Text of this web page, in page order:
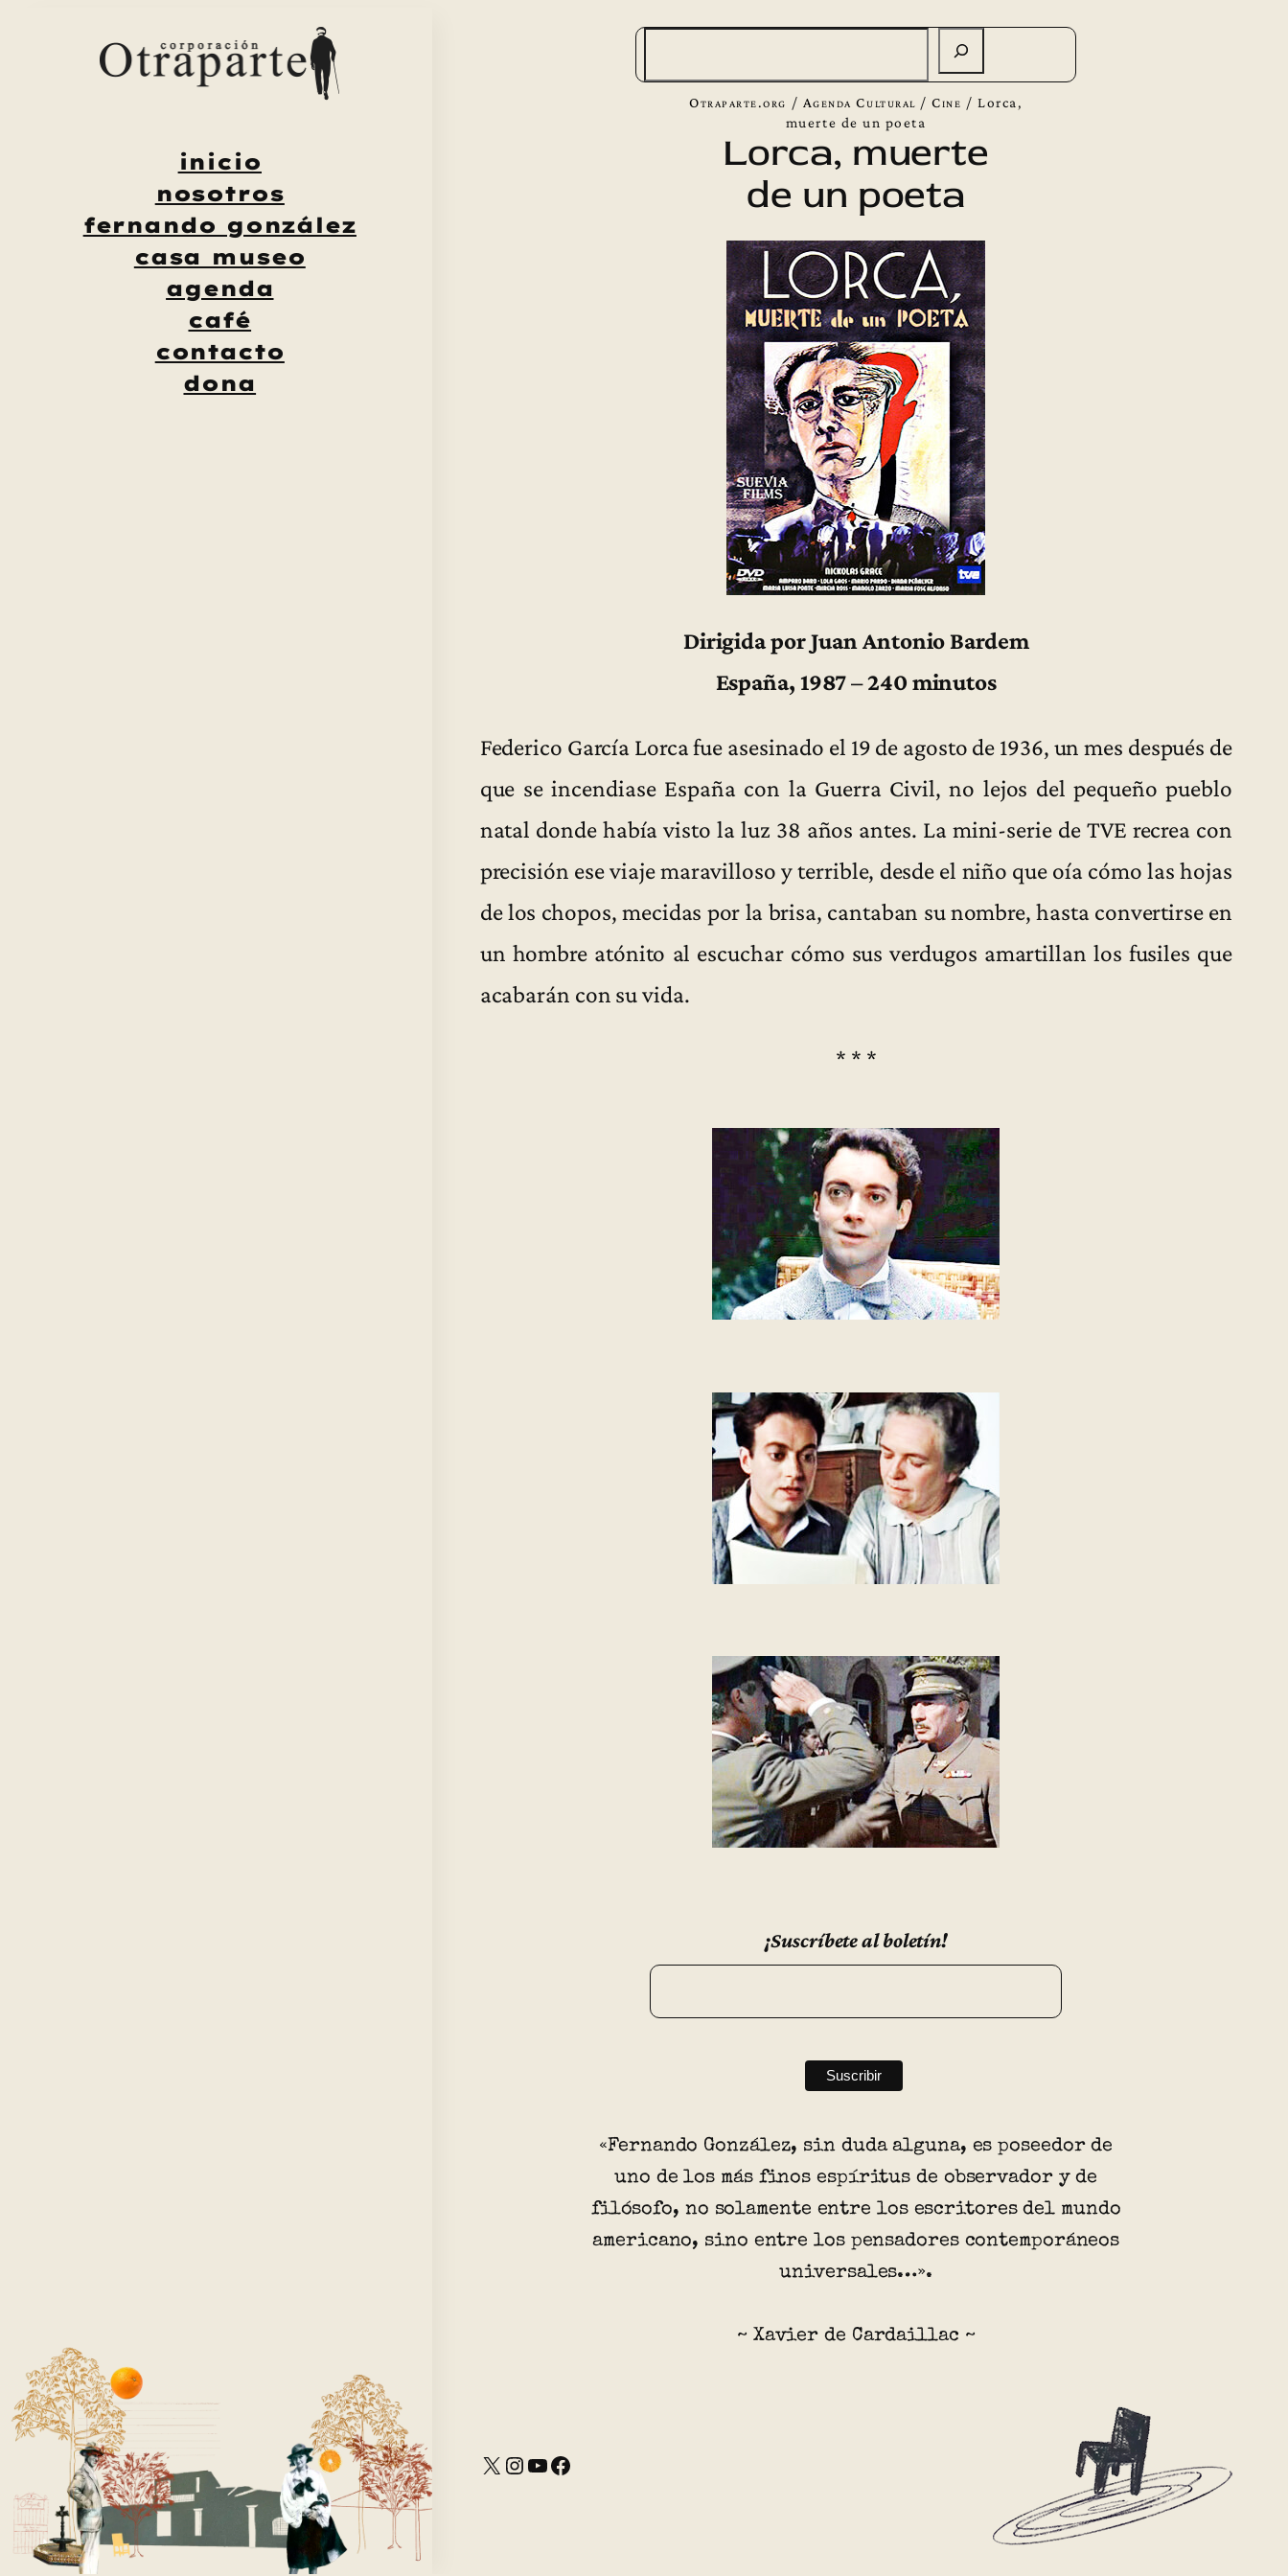
inicio
nosotros
fernando gonzález
casa museo
agenda
café
contacto
dona
Otraparte.org / Agenda Cultural /Cine /Lorca,
muerte de un poeta
Lorca, muerte
de un poeta
Dirigida por Juan Antonio Bardem
España, 1987 – 240 minutos
Federico García Lorca fue asesinado el 19 de agosto de 1936, un mes después de
que se incendiase España con la Guerra Civil, no lejos del pequeño pueblo
natal donde había visto la luz 38 años antes. La mini-serie de TVE recrea con
precisión ese viaje maravilloso y terrible, desde el niño que oía cómo las hojas
de los chopos, mecidas por la brisa, cantaban su nombre, hasta convertirse en
un hombre atónito al escuchar cómo sus verdugos amartillan los fusiles que
acabarán con su vida.
* * *
¡Suscríbete al boletín!
«Fernando González, sin duda alguna, es poseedor de
uno de los más finos espíritus de observador y de
filósofo, no solamente entre los escritores del mundo
americano, sino entre los pensadores contemporáneos
universales…».
~ Xavier de Cardaillac ~
X Instagram YouTube Facebook